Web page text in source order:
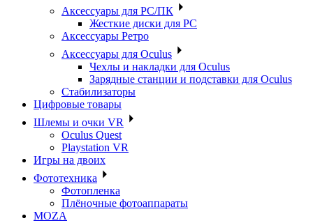
Аксессуары для PC/ПК
Жесткие диски для PC
Аксессуары Ретро
Аксессуары для Oculus
Чехлы и накладки для Oculus
Зарядные станции и подставки для Oculus
Стабилизаторы
Цифровые товары
Шлемы и очки VR
Oculus Quest
Playstation VR
Игры на двоих
Фототехника
Фотопленка
Плёночные фотоаппараты
MOZA